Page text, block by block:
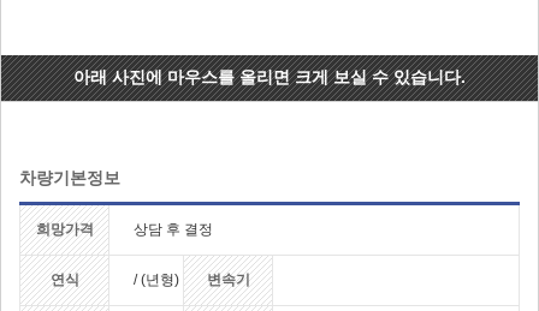
아래 사진에 마우스를 올리면 크게 보실 수 있습니다.
차량기본정보
희망가격 상담 후 결정
연식 / (년형) 변속기